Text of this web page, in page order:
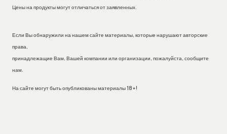
Цены на продукты могут отличаться от заявленных.
Если Вы обнаружили на нашем сайте материалы, которые нарушают авторские
права,
принадлежащие Вам, Вашей компании или организации, пожалуйста, сообщите
нам.
На сайте могут быть опубликованы материалы 18+!